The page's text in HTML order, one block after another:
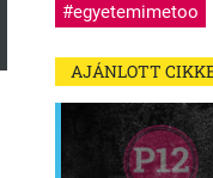
#egyetemimetoo
AJÁNLOTT